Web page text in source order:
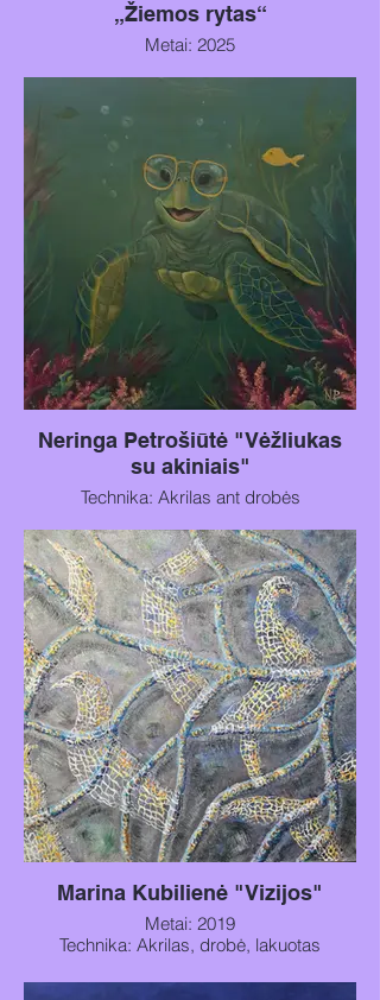
„Žiemos rytas“
Metai: 2025
Neringa Petrošiūtė "Vėžliukas
su akiniais"
Technika: Akrilas ant drobės
Marina Kubilienė "Vizijos"
Metai: 2019
Technika: Akrilas, drobė, lakuotas
Matmenys: 80x60cm